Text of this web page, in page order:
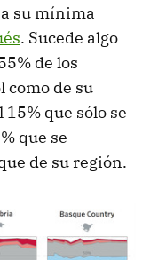
su mínima
. Sucede algo
de los
como de su
que sólo se
que se
de su región.